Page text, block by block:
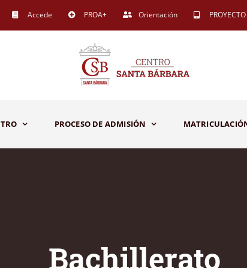
Accede PROA+ Orientación
PROCESO DE ADMISIÓN
Bachillerato